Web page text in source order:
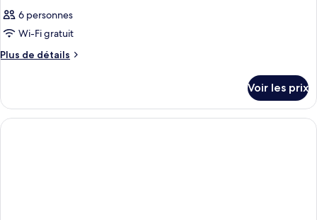
6 personnes
Wi-Fi gratuit
Plus de détails
Plus
le
type
de
Voir les prix